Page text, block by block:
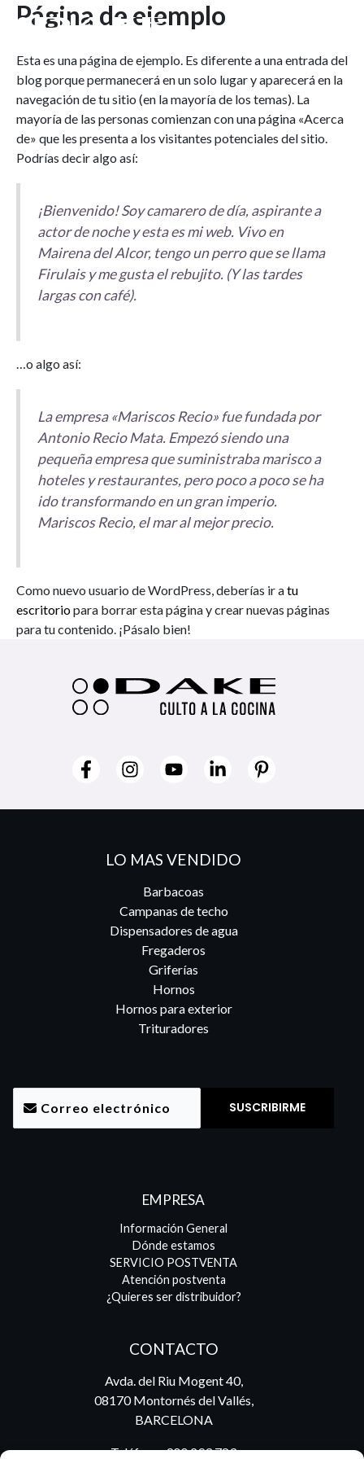
Página de ejemplo
Esta es una página de ejemplo. Es diferente a una entrada del
blog porque permanecerá en un solo lugar y aparecerá en la
navegación de tu sitio (en la mayoría de los temas). La
mayoría de las personas comienzan con una página «Acerca
de» que les presenta a los visitantes potenciales del sitio.
Podrías decir algo así:
¡Bienvenido! Soy camarero de día, aspirante a
actor de noche y esta es mi web. Vivo en
Mairena del Alcor, tengo un perro que se llama
Firulais y me gusta el rebujito. (Y las tardes
largas con café).
…o algo así:
La empresa «Mariscos Recio» fue fundada por
Antonio Recio Mata. Empezó siendo una
pequeña empresa que suministraba marisco a
hoteles y restaurantes, pero poco a poco se ha
ido transformando en un gran imperio.
Mariscos Recio, el mar al mejor precio.
Como nuevo usuario de WordPress, deberías ir atu
escritoriopara borrar esta página y crear nuevas páginas
para tu contenido. ¡Pásalo bien!
LO MAS VENDIDO
Barbacoas
Campanas de techo
Dispensadores de agua
Fregaderos
Griferías
Hornos
Hornos para exterior
Trituradores
EMPRESA
Información General
Dónde estamos
SERVICIO POSTVENTA
Atención postventa
¿Quieres ser distribuidor?
CONTACTO
Avda. del Riu Mogent 40,
08170 Montornés del Vallés,
BARCELONA
Teléfono:900 293 783